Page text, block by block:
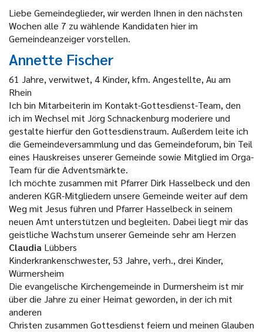
Liebe Gemeindeglieder, wir werden Ihnen in den nächsten
Wochen alle 7 zu wählende Kandidaten hier im
Gemeindeanzeiger vorstellen.
Annette Fischer
61 Jahre, verwitwet, 4 Kinder, kfm. Angestellte, Au am
Rhein
Ich bin Mitarbeiterin im Kontakt-Gottesdienst-Team, den
ich im Wechsel mit Jörg Schnackenburg moderiere und
gestalte hierfür den Gottesdienstraum. Außerdem leite ich
die Gemeindeversammlung und das Gemeindeforum, bin Teil
eines Hauskreises unserer Gemeinde sowie Mitglied im Orga-
Team für die Adventsmärkte.
Ich möchte zusammen mit Pfarrer Dirk Hasselbeck und den
anderen KGR-Mitgliedern unsere Gemeinde weiter auf dem
Weg mit Jesus führen und Pfarrer Hasselbeck in seinem
neuen Amt unterstützen und begleiten. Dabei liegt mir das
geistliche Wachstum unserer Gemeinde sehr am Herzen
Claudia Lübbers
Kinderkrankenschwester, 53 Jahre, verh., drei Kinder,
Würmersheim
Die evangelische Kirchengemeinde in Durmersheim ist mir
über die Jahre zu einer Heimat geworden, in der ich mit
anderen
Christen zusammen Gottesdienst feiern und meinen Glauben